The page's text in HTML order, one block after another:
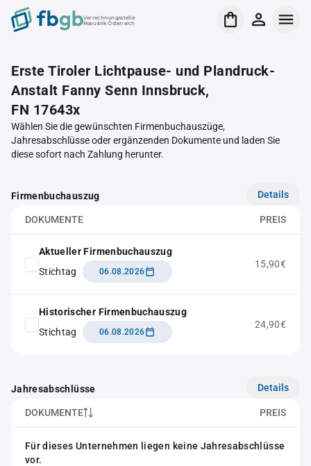
Verrechnungsstelle
Republik Österreich
Erste Tiroler Lichtpause- und Plandruck-
Anstalt Fanny Senn Innsbruck,
FN 17643x
Wählen Sie die gewünschten Firmenbuchauszüge,
Jahresabschlüsse oder ergänzenden Dokumente und laden Sie
diese sofort nach Zahlung herunter.
Firmenbuchauszug Details
DOKUMENTE PREIS
Aktueller Firmenbuchauszug
Stichtag
06.08.2026
15,90€
Historischer Firmenbuchauszug
Stichtag
06.08.2026
24,90€
Jahresabschlüsse Details
DOKUMENTE PREIS
Für dieses Unternehmen liegen keine Jahresabschlüsse
vor.